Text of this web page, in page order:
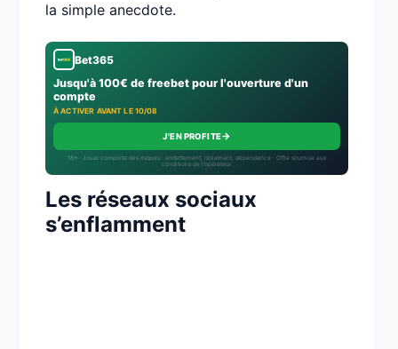
la simple anecdote.
Bet365
Jusqu'à 100€ de freebet pour l'ouverture d'un
compte
À ACTIVER AVANT LE 10/08
J'EN PROFITE→
18+ · Jouer comporte des risques : endettement, isolement, dépendance · Offre soumise aux
conditions de l’opérateur.
Les réseaux sociaux
s’enflamment